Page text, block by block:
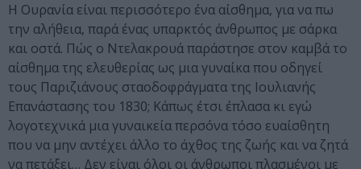
Η Ουρανία είναι περισσότερο ένα αίσθημα, για να πω
την αλήθεια, παρά ένας υπαρκτός άνθρωπος με σάρκα
και οστά. Πώς ο Ντελακρουά παράστησε στον καμβά το
αίσθημα της ελευθερίας ως μια γυναίκα που οδηγεί
τους Παριζιάνους σταοδοφράγματα της Ιουλιανής
Επανάστασης του 1830; Κάπως έτσι έπλασα κι εγώ
λογοτεχνικά μια γυναικεία περσόνα τόσο ευαίσθητη
που να μην αντέχει άλλο το άχθος της ζωής και να ζητά
να πετάξει… Δεν είναι όλοι οι άνθρωποι πλασμένοι με